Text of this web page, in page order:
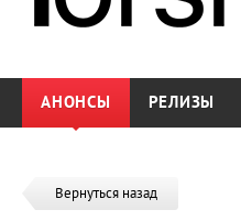
АНОНСЫ РЕЛИЗЫ
Вернуться назад